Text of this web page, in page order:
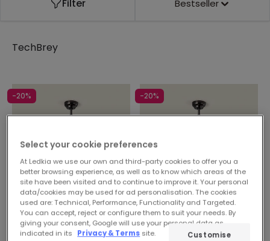
Filter Bestseller
TechBrey
-20%
Vorher 167,76 €
134,70 €
-20%
Vorher 167,76 €
134,70 €
Select your cookie preferences
At Ledkia we use our own and third-party cookies to offer you a
better browsing experience, as well as to know which areas of the
site have been visited and to continue to improve it. Your personal
data/cookies may be used for ad personalisation. The cookies
used are: Technical, Performance, Functionality and Targeted.
You can accept, reject or configure them to suit your needs. By
giving your consent, Google will use your personal data as
indicated in its
Privacy & Terms site. Customise